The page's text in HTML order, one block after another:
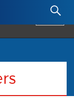
: Retour à l'accueil